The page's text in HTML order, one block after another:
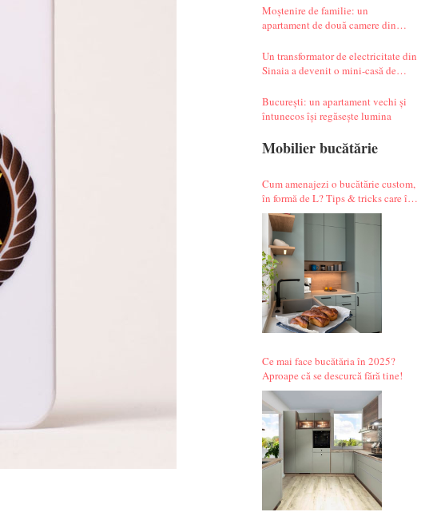
Moștenire de familie: un
apartament de două camere din
Un transformator de electricitate din
Sinaia a devenit o mini-casă de
București: un apartament vechi și
întunecos își regăsește lumina
Mobilier bucătărie
Cum amenajezi o bucătărie custom,
în formă de L? Tips & tricks care îți
fac alegerile mai simple.
Ce mai face bucătăria în 2025?
Aproape că se descurcă fără tine!